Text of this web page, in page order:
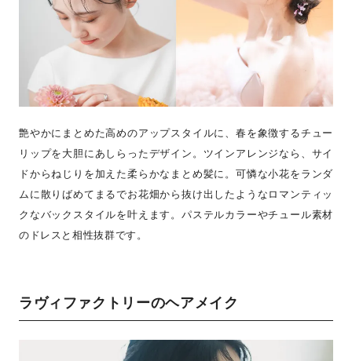
艶やかにまとめた高めのアップスタイルに、春を象徴するチュー
リップを大胆にあしらったデザイン。ツインアレンジなら、サイ
ドからねじりを加えた柔らかなまとめ髪に。可憐な小花をランダ
ムに散りばめてまるでお花畑から抜け出したようなロマンティッ
クなバックスタイルを叶えます。パステルカラーやチュール素材
のドレスと相性抜群です。
ラヴィファクトリーのヘアメイク